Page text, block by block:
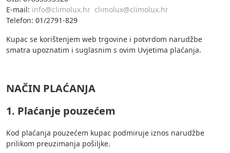
E-mail: info@climolux.hr climolux@climolux.hr
Telefon: 01/2791-829
Kupac se korištenjem web trgovine i potvrdom narudžbe
smatra upoznatim i suglasnim s ovim Uvjetima plaćanja.
NAČIN PLAĆANJA
1. Plaćanje pouzećem
Kod plaćanja pouzećem kupac podmiruje iznos narudžbe
prilikom preuzimanja pošiljke.